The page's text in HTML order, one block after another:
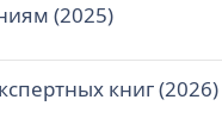
(2025)
книг (2026)